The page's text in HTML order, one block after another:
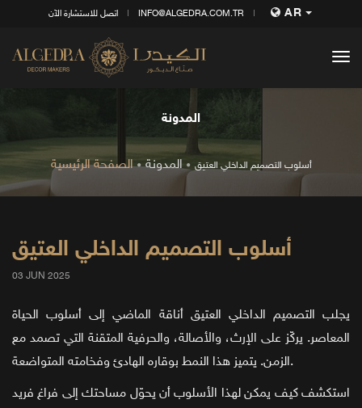
اتصل للاستشارة الآن INFO@ALGEDRA.COM.TR AR
المدونة
الصفحة الرئيسية المدونة أسلوب التصميم الداخلي العتيق
أسلوب التصميم الداخلي العتيق
03 JUN 2025
يجلب التصميم الداخلي العتيق أناقة الماضي إلى أسلوب الحياة
المعاصر. يركّز على الإرث، والأصالة، والحرفية المتقنة التي تصمد مع
الزمن. يتميز هذا النمط بوقاره الهادئ وفخامته المتواضعة.
استكشف كيف يمكن لهذا الأسلوب أن يحوّل مساحتك إلى فراغ فريد